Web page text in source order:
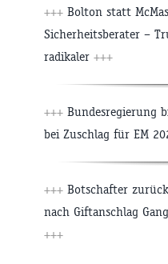
+++ Bolton statt
Sicherheitsberater –
radikaler +++
+++ Bundesregierung
bei Zuschlag für EM
+++ Botschafter
nach Giftanschlag
+++